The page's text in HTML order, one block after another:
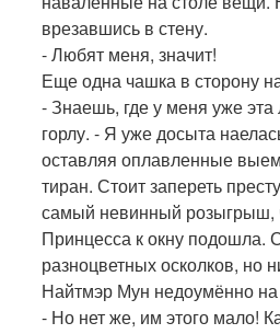
врезавшись в стену.
- Любят меня, значит!
Еще одна чашка в сторону
- Знаешь, где у меня уже
горлу. - Я уже досыта
оставляя оплавленные
тиран. Стоит запереть
самый невинный розыгрыш,
Принцесса к окну подошла.
разноцветных осколков, но
Найтмэр Мун недоумённо на
- Но нет же, им этого мало!